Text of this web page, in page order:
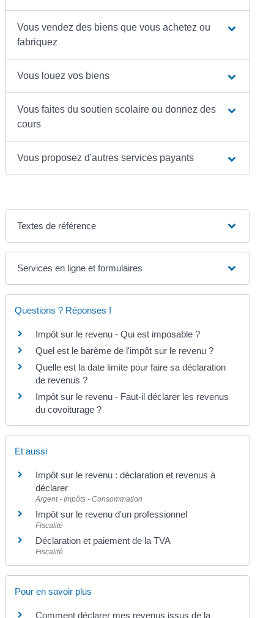
Vous vendez des biens que vous achetez ou
fabriquez
Vous louez vos biens
Vous faites du soutien scolaire ou donnez des
cours
Vous proposez d'autres services payants
Textes de référence
Services en ligne et formulaires
Questions ? Réponses !
Impôt sur le revenu - Qui est imposable ?
Quel est le barème de l'impôt sur le revenu ?
Quelle est la date limite pour faire sa déclaration
de revenus ?
Impôt sur le revenu - Faut-il déclarer les revenus
du covoiturage ?
Et aussi
Impôt sur le revenu : déclaration et revenus à
déclarer
Argent - Impôts - Consommation
Impôt sur le revenu d'un professionnel
Fiscalité
Déclaration et paiement de la TVA
Fiscalité
Pour en savoir plus
Comment déclarer mes revenus issus de la